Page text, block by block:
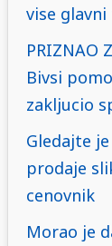
vise
PRIZNAO
Bivsi
zakljucio
Gledajte
prodaje
cenovnik
Morao je